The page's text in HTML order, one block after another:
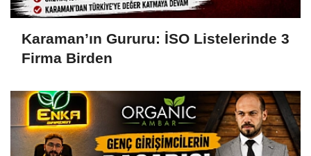
Karaman’ın Gururu: İSO Listelerinde 3
Firma Birden